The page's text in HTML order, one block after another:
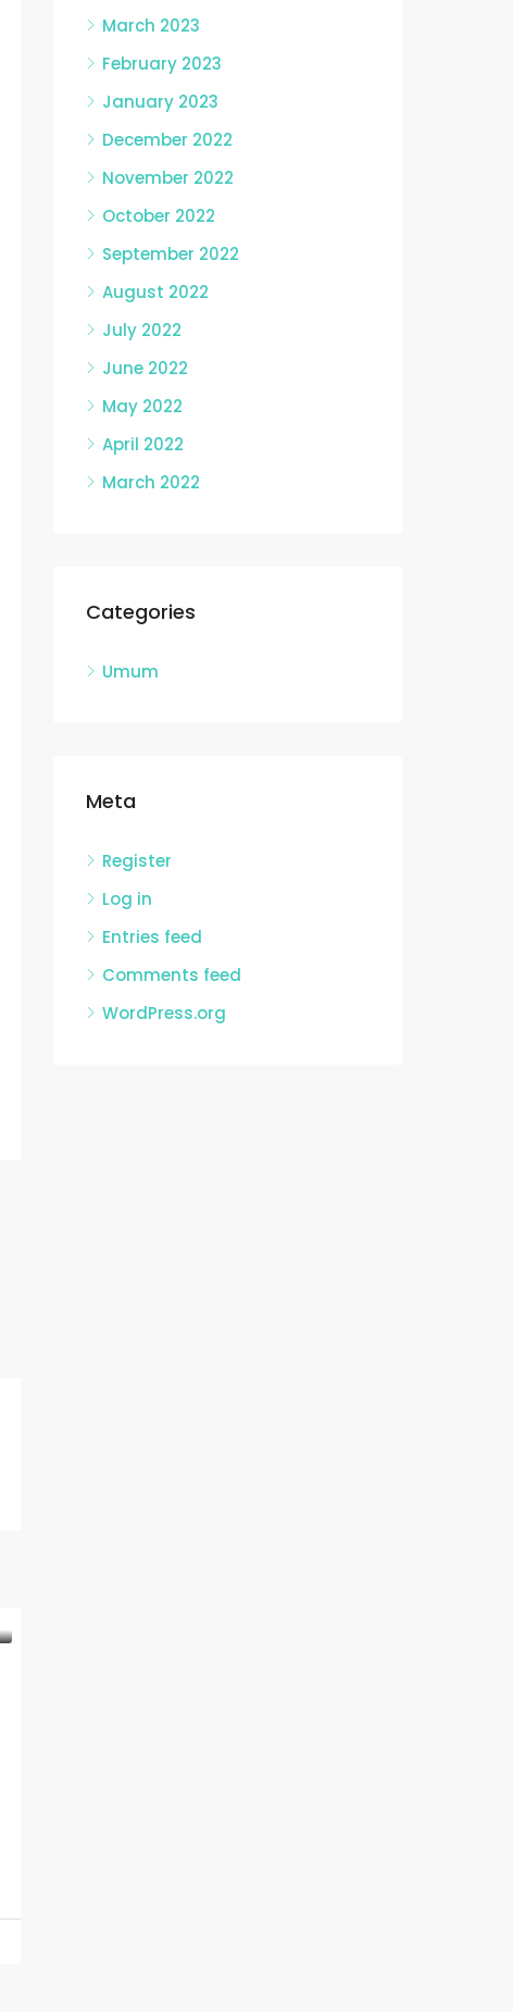
March 2023
February 2023
January 2023
December 2022
November 2022
October 2022
September 2022
August 2022
July 2022
June 2022
May 2022
April 2022
March 2022
Categories
Umum
Meta
Register
Log in
Entries feed
Comments feed
WordPress.org